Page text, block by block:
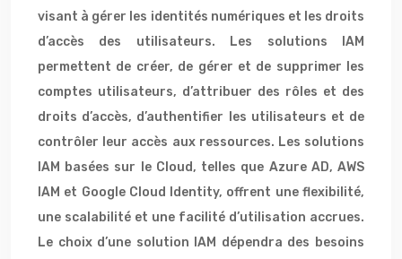
visant à gérer les identités numériques et les droits
d’accès des utilisateurs. Les solutions IAM
permettent de créer, de gérer et de supprimer les
comptes utilisateurs, d’attribuer des rôles et des
droits d’accès, d’authentifier les utilisateurs et de
contrôler leur accès aux ressources. Les solutions
IAM basées sur le Cloud, telles que Azure AD, AWS
IAM et Google Cloud Identity, offrent une flexibilité,
une scalabilité et une facilité d’utilisation accrues.
Le choix d’une solution IAM dépendra des besoins